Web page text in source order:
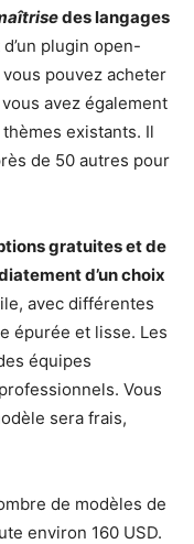
des langages
d’un plugin open-
pouvez acheter
avez également
thèmes existants. Il
de 50 autres pour
gratuites et de
d’un choix
avec différentes
épurée et lisse. Les
équipes
Vous
sera frais,
de modèles de
environ 160 USD.